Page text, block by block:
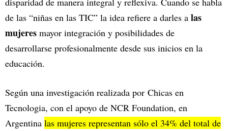
de las “niñas en las TIC” la idea refiere a darles a las
mujeres mayor integración y posibilidades de
desarrollarse profesionalmente desde sus inicios en la
educación.
Según una investigación realizada por Chicas en
Tecnologia, con el apoyo de NCR Foundation, en
Argentina las mujeres representan sólo el 34% del total de